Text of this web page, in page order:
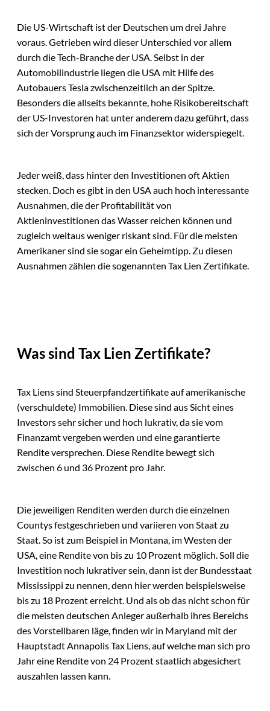
Die US-Wirtschaft ist der Deutschen um drei Jahre
voraus. Getrieben wird dieser Unterschied vor allem
durch die Tech-Branche der USA. Selbst in der
Automobilindustrie liegen die USA mit Hilfe des
Autobauers Tesla zwischenzeitlich an der Spitze.
Besonders die allseits bekannte, hohe Risikobereitschaft
der US-Investoren hat unter anderem dazu geführt, dass
sich der Vorsprung auch im Finanzsektor widerspiegelt.
Jeder weiß, dass hinter den Investitionen oft Aktien
stecken. Doch es gibt in den USA auch hoch interessante
Ausnahmen, die der Profitabilität von
Aktieninvestitionen das Wasser reichen können und
zugleich weitaus weniger riskant sind. Für die meisten
Amerikaner sind sie sogar ein Geheimtipp. Zu diesen
Ausnahmen zählen die sogenannten Tax Lien Zertifikate.
Was sind Tax Lien Zertifikate?
Tax Liens sind Steuerpfandzertifikate auf amerikanische
(verschuldete) Immobilien. Diese sind aus Sicht eines
Investors sehr sicher und hoch lukrativ, da sie vom
Finanzamt vergeben werden und eine garantierte
Rendite versprechen. Diese Rendite bewegt sich
zwischen 6 und 36 Prozent pro Jahr.
Die jeweiligen Renditen werden durch die einzelnen
Countys festgeschrieben und variieren von Staat zu
Staat. So ist zum Beispiel in Montana, im Westen der
USA, eine Rendite von bis zu 10 Prozent möglich. Soll die
Investition noch lukrativer sein, dann ist der Bundesstaat
Mississippi zu nennen, denn hier werden beispielsweise
bis zu 18 Prozent erreicht. Und als ob das nicht schon für
die meisten deutschen Anleger außerhalb ihres Bereichs
des Vorstellbaren läge, finden wir in Maryland mit der
Hauptstadt Annapolis Tax Liens, auf welche man sich pro
Jahr eine Rendite von 24 Prozent staatlich abgesichert
auszahlen lassen kann.